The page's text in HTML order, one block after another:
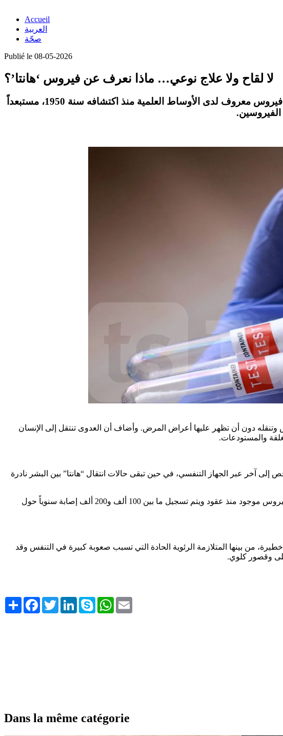
Accueil
العربية
صحّة
Publié le 08-05-2026
لا لقاح ولا علاج نوعي… ماذا نعرف عن فيروس ‘هانتا’؟
أكد الأستاذ في علم الفيروسات، الدكتور محجوب العوني، أن فيروس “هانتا” ليس فيروساً جديداً، بل هو فيروس معروف لدى الأوساط العلمية منذ اكتشافه سنة 1950، مستبعداً
دون أن تظهر عليها أعراض المرض. وأضاف أن العدوى تنتقل إلى الإنسان
والمستودعات.
آخر عبر الجهاز التنفسي، في حين تبقى حالات انتقال “هانتا” بين البشر نادرة
كما أشار إلى أن الحالات المسجلة حالياً تظل معزولة وتحت السيطرة، ولا تحمل طابع الانتشار الوبائي السريع، موضحاً أن الفيروس موجود منذ عقود ويتم تسجيل ما بين 100 ألف و200 ألف إصابة سنوياً حول
من بينها المتلازمة الرئوية الحادة التي تسبب صعوبة كبيرة في التنفس وقد
Share FacebookTwitterLinkedInSkype WhatsApp
Dans la même catégorie